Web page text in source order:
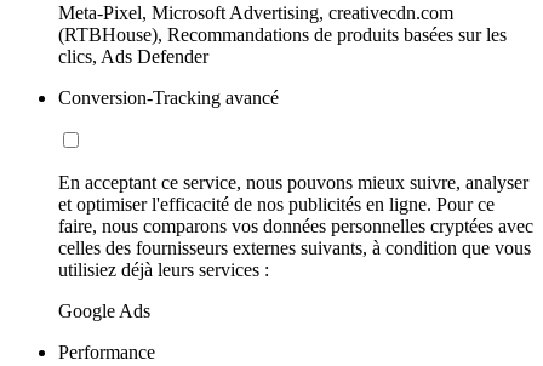
Meta-Pixel, Microsoft Advertising, creativecdn.com
(RTBHouse), Recommandations de produits basées sur les
clics, Ads Defender
Conversion-Tracking avancé
En acceptant ce service, nous pouvons mieux suivre, analyser
et optimiser l'efficacité de nos publicités en ligne. Pour ce
faire, nous comparons vos données personnelles cryptées avec
celles des fournisseurs externes suivants, à condition que vous
utilisiez déjà leurs services :
Google Ads
Performance